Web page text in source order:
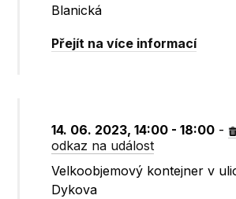
Blanická
Přejít na více informací
14. 06. 2023, 14:00 - 18:00 -
odkaz na událost
Velkoobjemový kontejner v
Dykova